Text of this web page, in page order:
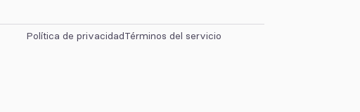
Política de privacidadTérminos del servicio